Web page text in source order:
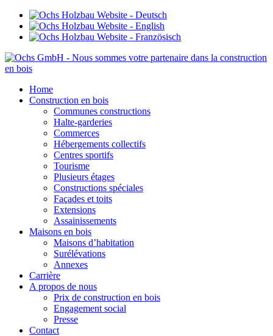
Home
Construction en bois
Communes constructions
Halte-garderies
Commerces
Hébergements collectifs
Centres sportifs
Tourisme
Plusieurs étages
Constructions spéciales
Façades et toits
Extensions
Assainissements
Maisons en bois
Maisons d’habitation
Surélévations
Annexes
Carrière
A propos de nous
Prix de construction en bois
Engagement social
Presse
Contact